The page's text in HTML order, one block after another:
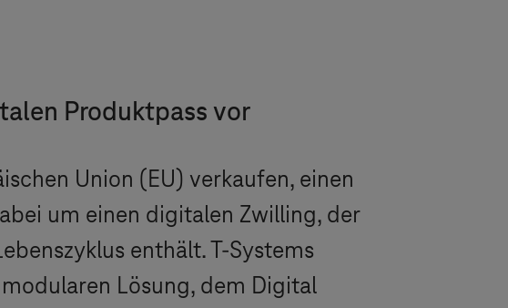
Produktpass vor
Union (EU) verkaufen, einen
um einen digitalen Zwilling, der
enthält. T-Systems
Lösung, dem Digital